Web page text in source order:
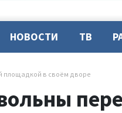
НОВОСТИ ТВ
площадкой в своём дворе